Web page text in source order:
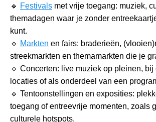
🔹 Festivals met vrije toegang: muziek,
themadagen waar je zonder
kunt.
🔹 Markten en fairs: braderieën,
streekmarkten en themamarkten die je
🔹 Concerten: live muziek op pleinen, bij
locaties of als onderdeel van een
🔹 Tentoonstellingen en exposities:
toegang of entreevrije momenten, zoals
culturele hotspots.